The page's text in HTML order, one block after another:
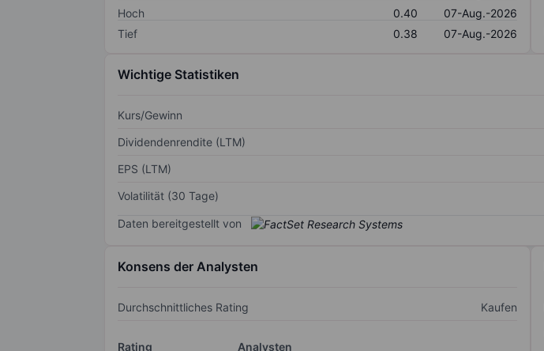
Hoch
0.40
07-Aug.-2026
Tief
0.38 07-Aug.-2026
Wichtige Statistiken
Kurs/Gewinn
Dividendenrendite (LTM)
EPS (LTM)
Volatilität (30 Tage)
Daten bereitgestellt von
Konsens der Analysten
Durchschnittliches Rating Kaufen
Rating
Analysten